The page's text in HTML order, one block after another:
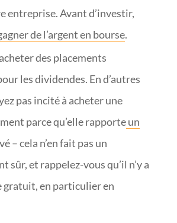
entreprise. Avant d’investir,
de l’argent en bourse.
des placements
les dividendes. En d’autres
pas incité à acheter une
parce qu’elle rapporteun
– cela n’en fait pas un
sûr, et rappelez-vous qu’il n’y a
gratuit, en particulier en